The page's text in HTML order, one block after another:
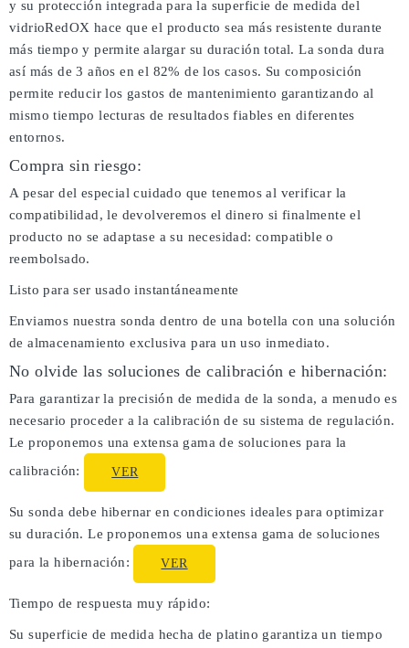
y su protección integrada para la superficie de medida del
vidrioRedOX hace que el producto sea más resistente durante
más tiempo y permite alargar su duración total. La sonda dura
así más de 3 años en el 82% de los casos. Su composición
permite reducir los gastos de mantenimiento garantizando al
mismo tiempo lecturas de resultados fiables en diferentes
entornos.
Compra sin riesgo:
A pesar del especial cuidado que tenemos al verificar la
compatibilidad, le devolveremos el dinero si finalmente el
producto no se adaptase a su necesidad: compatible o
reembolsado.
Listo para ser usado instantáneamente
Enviamos nuestra sonda dentro de una botella con una solución
de almacenamiento exclusiva para un uso inmediato.
No olvide las soluciones de calibración e hibernación:
Para garantizar la precisión de medida de la sonda, a menudo es
necesario proceder a la calibración de su sistema de regulación.
Le proponemos una extensa gama de soluciones para la
calibración:
VER
Su sonda debe hibernar en condiciones ideales para optimizar
su duración. Le proponemos una extensa gama de soluciones
para la hibernación:
VER
Tiempo de respuesta muy rápido:
Su superficie de medida hecha de platino garantiza un tiempo